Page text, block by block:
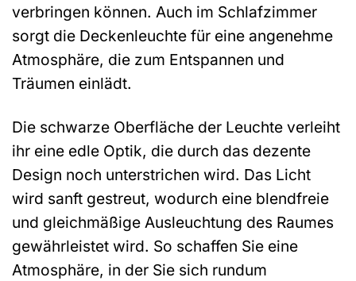
verbringen können. Auch im Schlafzimmer
sorgt die Deckenleuchte für eine angenehme
Atmosphäre, die zum Entspannen und
Träumen einlädt.
Die schwarze Oberfläche der Leuchte verleiht
ihr eine edle Optik, die durch das dezente
Design noch unterstrichen wird. Das Licht
wird sanft gestreut, wodurch eine blendfreie
und gleichmäßige Ausleuchtung des Raumes
gewährleistet wird. So schaffen Sie eine
Atmosphäre, in der Sie sich rundum